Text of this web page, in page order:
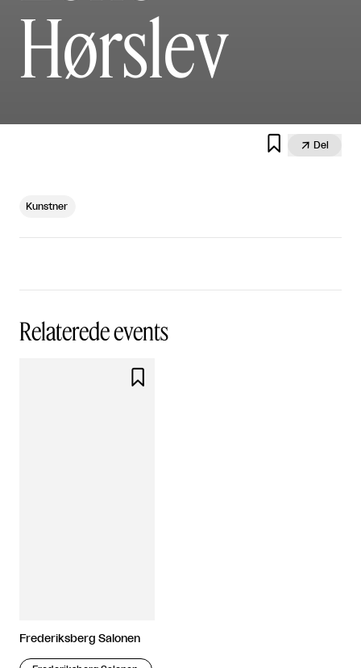
Hørslev
  Del
Kunstner
Relaterede events

Frederiksberg Salonen